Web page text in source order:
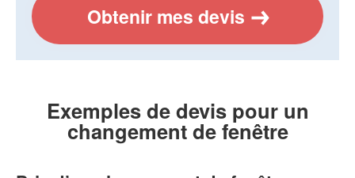
Obtenir mes devis
Exemples de devis pour un
changement de fenêtre